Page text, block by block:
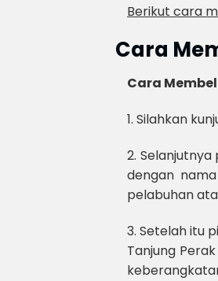
Berikut cara
Cara
Cara
1. Silahkan
2. Selanjutnya
dengan
pelabuhan
3. Setelah itu
Tanjung